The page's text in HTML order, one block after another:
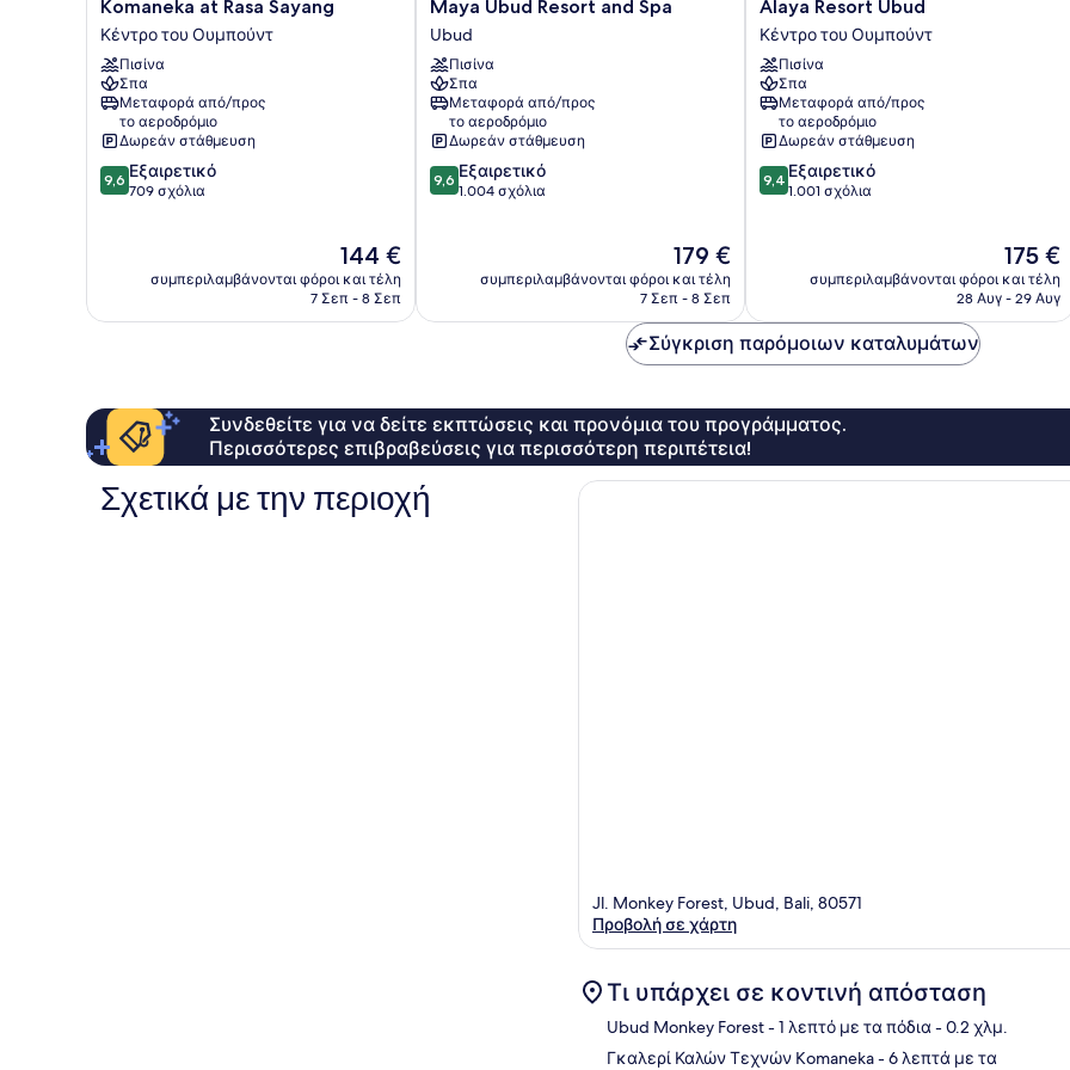
at
Rasa
Sayang
Κέντρο
του
Ουμπούντ
Komaneka at Rasa Sayang
Κέντρο του Ουμπούντ
Πισίνα
Σπα
Μεταφορά από/προς
το αεροδρόμιο
Δωρεάν στάθμευση
9.6
στα
σχόλια
9,6 Εξαιρετικό
709 σχόλια
Η
τιμή
είναι
144 €
συμπεριλαμβάνονται φόροι και τέλη
7 Σεπ - 8 Σεπ
Ubud
Resort
and
Spa
Ubud
Maya Ubud Resort and Spa
Ubud
Πισίνα
Σπα
Μεταφορά από/προς
το αεροδρόμιο
Δωρεάν στάθμευση
9.6
στα
σχόλια
9,6 Εξαιρετικό
1.004 σχόλια
Η
τιμή
είναι
179 €
συμπεριλαμβάνονται φόροι και τέλη
7 Σεπ - 8 Σεπ
Resort
Ubud
Κέντρο
του
Ουμπούντ
Alaya Resort Ubud
Κέντρο του Ουμπούντ
Πισίνα
Σπα
Μεταφορά από/προς
το αεροδρόμιο
Δωρεάν στάθμευση
9.4
στα
σχόλια
9,4 Εξαιρετικό
1.001 σχόλια
Η
τιμή
είναι
175 €
συμπεριλαμβάνονται φόροι και τέλη
28 Αυγ - 29 Αυγ
Σύγκριση παρόμοιων καταλυμάτων
Συνδεθείτε για να δείτε εκπτώσεις και προνόμια του προγράμματος.
Περισσότερες επιβραβεύσεις για περισσότερη περιπέτεια!
Σχετικά με την περιοχή
Jl. Monkey Forest, Ubud, Bali, 80571
Προβολή σε χάρτη
Τι υπάρχει σε κοντινή απόσταση
Ubud Monkey Forest- 1 λεπτό με τα πόδια - 0.2 χλμ.
Γκαλερί Καλών Τεχνών Komaneka- 6 λεπτά με τα